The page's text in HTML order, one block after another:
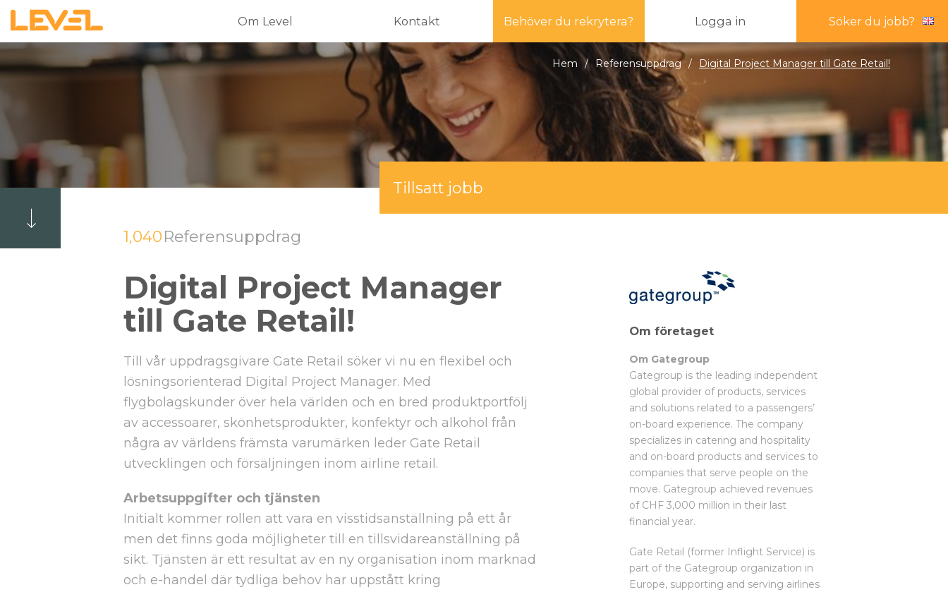
Om Level Kontakt Behöver du rekrytera? Logga in Söker du jobb?
Hem / Referensuppdrag / Digital Project Manager till Gate Retail!
Tillsatt jobb
1,040Referensuppdrag
Digital Project Manager
till Gate Retail!
Till vår uppdragsgivare Gate Retail söker vi nu en flexibel och
lösningsorienterad Digital Project Manager. Med
flygbolagskunder över hela världen och en bred produktportfölj
av accessoarer, skönhetsprodukter, konfektyr och alkohol från
några av världens främsta varumärken leder Gate Retail
utvecklingen och försäljningen inom airline retail.
Arbetsuppgifter och tjänsten
Initialt kommer rollen att vara en visstidsanställning på ett år
men det finns goda möjligheter till en tillsvidareanställning på
sikt. Tjänsten är ett resultat av en ny organisation inom marknad
och e-handel där tydliga behov har uppstått kring
Om företaget
Om Gategroup
Gategroup is the leading independent
global provider of products, services
and solutions related to a passengers’
on-board experience. The company
specializes in catering and hospitality
and on-board products and services to
companies that serve people on the
move. Gategroup achieved revenues
of CHF 3,000 million in their last
financial year.
Gate Retail (former Inflight Service) is
part of the Gategroup organization in
Europe, supporting and serving airlines